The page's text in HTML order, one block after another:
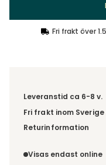
Fri frakt över
Leveranstid ca 6-8 v.
Fri frakt inom
Denna vara skickas
ordern tillsammans.
Returinformation
inte av ångerrätten.
Visas endast online